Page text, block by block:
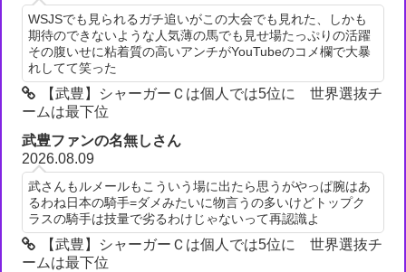
WSJSでも見られるガチ追いがこの大会でも見れた、しかも
期待のできないような人気薄の馬でも見せ場たっぷりの活躍
その腹いせに粘着質の高いアンチがYouTubeのコメ欄で大暴
れしてて笑った
【武豊】シャーガーＣは個人では5位に 世界選抜チ
ームは最下位
武豊ファンの名無しさん
2026.08.09
武さんもルメールもこういう場に出たら思うがやっぱ腕はあ
るわね日本の騎手=ダメみたいに物言うの多いけどトップク
ラスの騎手は技量で劣るわけじゃないって再認識よ
【武豊】シャーガーＣは個人では5位に 世界選抜チ
ームは最下位